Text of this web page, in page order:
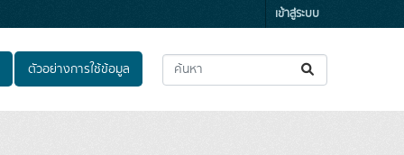
เข้าสู่ระบบ
ตัวอย่างการใช้ข้อมูล